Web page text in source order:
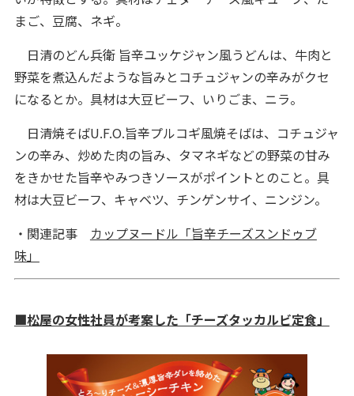
まご、豆腐、ネギ。
日清のどん兵衛 旨辛ユッケジャン風うどんは、牛肉と
野菜を煮込んだような旨みとコチュジャンの辛みがクセ
になるとか。具材は大豆ビーフ、いりごま、ニラ。
日清焼そばU.F.O.旨辛プルコギ風焼そばは、コチュジャ
ンの辛み、炒めた肉の旨み、タマネギなどの野菜の甘み
をきかせた旨辛やみつきソースがポイントとのこと。具
材は大豆ビーフ、キャベツ、チンゲンサイ、ニンジン。
・関連記事 カップヌードル「旨辛チーズスンドゥブ
味」
■松屋の女性社員が考案した「チーズタッカルビ定食」